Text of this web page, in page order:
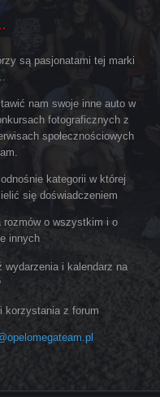
są pasjonatami tej marki
nam swoje inne auto w
fotograficznych z
społecznościowych
kategorii w której
się doświadczeniem
rozmów o wszystkim i o
innych
wydarzenia i kalendarz na
korzystania z forum